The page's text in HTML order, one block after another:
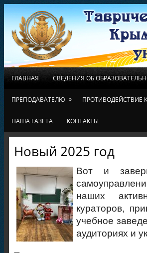
ГЛАВНАЯ СВЕДЕНИЯ ОБ
ПРЕПОДАВАТЕЛЮ » ПРОТИВОДЕЙСТВИЕ
НАША ГАЗЕТА КОНТАКТЫ
Новый 2025 год
Вот и
наших
кураторов,
учебное
аудиториях и